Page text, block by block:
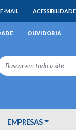
E-MAIL ACESSIBILIDADE
OUVIDORIA
EMPRESAS